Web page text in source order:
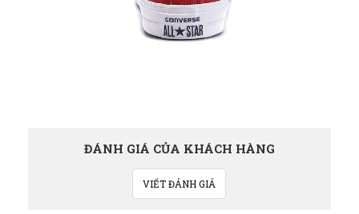
ĐÁNH GIÁ CỦA KHÁCH HÀNG
VIẾT ĐÁNH GIÁ